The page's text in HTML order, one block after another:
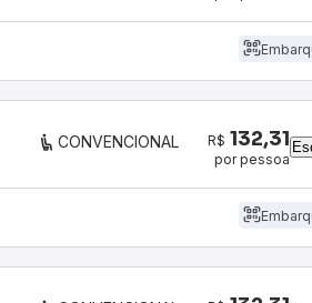
CONVENCIONAL R$ 132,31
por pessoa